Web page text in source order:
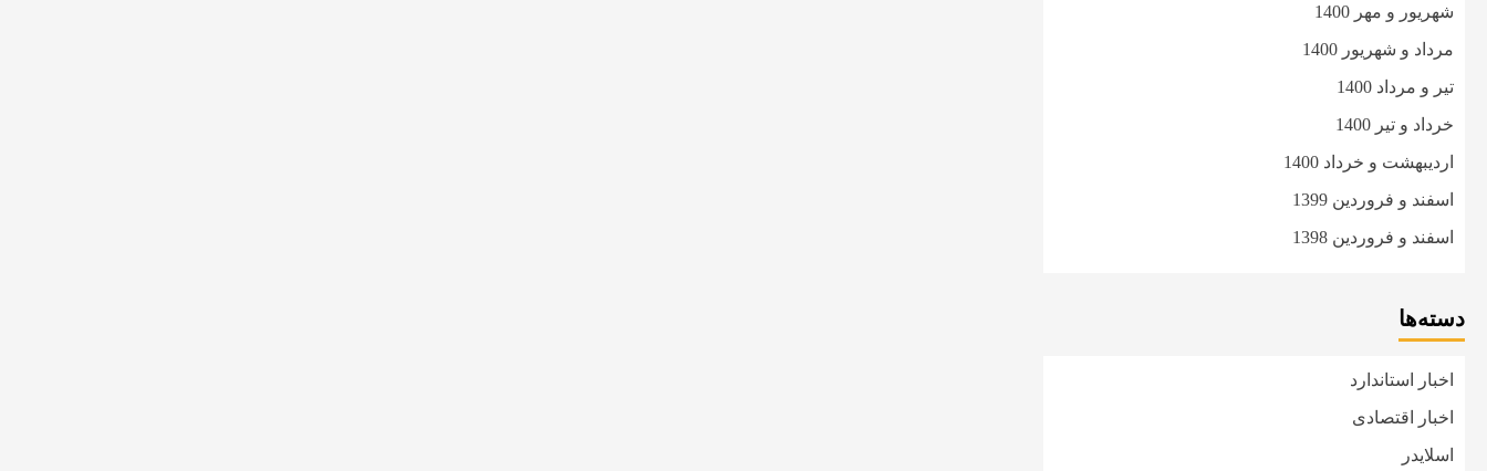
شهریور و مهر 1400
مرداد و شهریور 1400
تیر و مرداد 1400
خرداد و تیر 1400
اردیبهشت و خرداد 1400
اسفند و فروردین 1399
اسفند و فروردین 1398
دسته‌ها
اخبار استاندارد
اخبار اقتصادی
اسلایدر